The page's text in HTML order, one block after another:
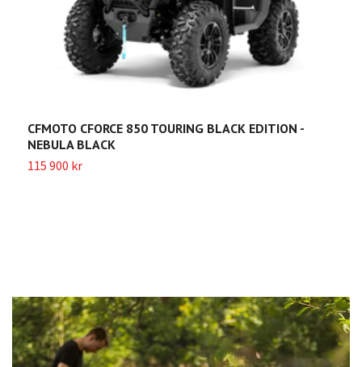
CFMOTO CFORCE 850 TOURING BLACK EDITION -
NEBULA BLACK
115 900 kr